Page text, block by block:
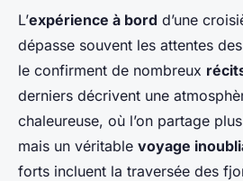
L’expérience à bord d’une
dépasse souvent les attentes
le confirment de nombreux
derniers décrivent une
chaleureuse, où l’on partage
mais un véritable voyage
forts incluent la traversée des